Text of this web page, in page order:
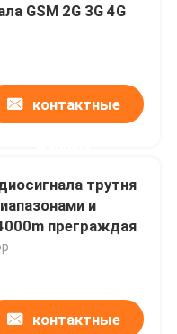
GSM 2G 3G 4G
контактные
трутня
и
преграждая
контактные